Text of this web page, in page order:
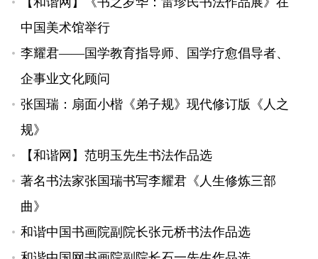
中国美术馆举行
李耀君——国学教育指导师、国学疗愈倡导者、
企事业文化顾问
张国瑞：扇面小楷《弟子规》现代修订版《人之
规》
【和谐网】范明玉先生书法作品选
著名书法家张国瑞书写李耀君《人生修炼三部
曲》
和谐中国书画院副院长张元桥书法作品选